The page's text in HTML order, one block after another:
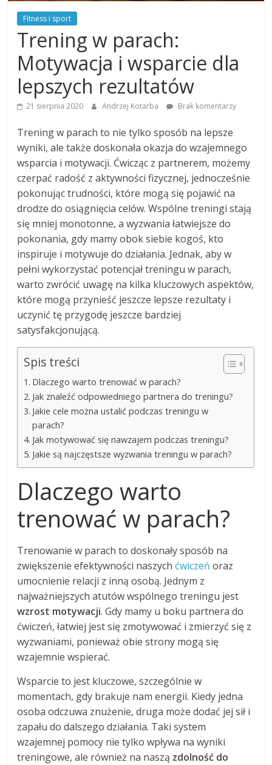
Fitness i sport
Trening w parach:
Motywacja i wsparcie dla
lepszych rezultatów
21 sierpnia 2020 Andrzej Kotarba Brak komentarzy
Trening w parach to nie tylko sposób na lepsze
wyniki, ale także doskonała okazja do wzajemnego
wsparcia i motywacji. Ćwicząc z partnerem, możemy
czerpać radość z aktywności fizycznej, jednocześnie
pokonując trudności, które mogą się pojawić na
drodze do osiągnięcia celów. Wspólne treningi stają
się mniej monotonne, a wyzwania łatwiejsze do
pokonania, gdy mamy obok siebie kogoś, kto
inspiruje i motywuje do działania. Jednak, aby w
pełni wykorzystać potencjał treningu w parach,
warto zwrócić uwagę na kilka kluczowych aspektów,
które mogą przynieść jeszcze lepsze rezultaty i
uczynić tę przygodę jeszcze bardziej
satysfakcjonującą.
Spis treści
Dlaczego warto trenować w parach?
Jak znaleźć odpowiedniego partnera do treningu?
Jakie cele można ustalić podczas treningu w
parach?
Jak motywować się nawzajem podczas treningu?
Jakie są najczęstsze wyzwania treningu w parach?
Dlaczego warto
trenować w parach?
Trenowanie w parach to doskonały sposób na
zwiększenie efektywności naszych ćwiczeń oraz
umocnienie relacji z inną osobą. Jednym z
najważniejszych atutów wspólnego treningu jest
wzrost motywacji. Gdy mamy u boku partnera do
ćwiczeń, łatwiej jest się zmotywować i zmierzyć się z
wyzwaniami, ponieważ obie strony mogą się
wzajemnie wspierać.
Wsparcie to jest kluczowe, szczególnie w
momentach, gdy brakuje nam energii. Kiedy jedna
osoba odczuwa znużenie, druga może dodać jej sił i
zapału do dalszego działania. Taki system
wzajemnej pomocy nie tylko wpływa na wyniki
treningowe, ale również na naszą zdolność do